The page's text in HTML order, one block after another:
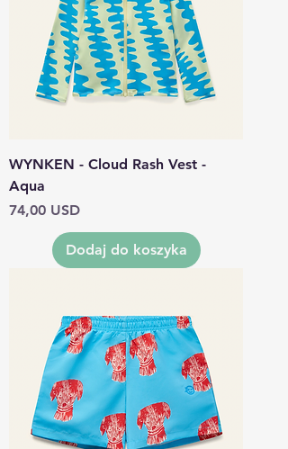
WYNKEN - Cloud Rash Vest -
Aqua
Cena
74,00 USD
Dodaj do koszyka